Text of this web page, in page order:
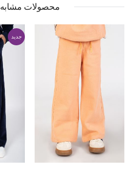
محصولات مشابه
جدید